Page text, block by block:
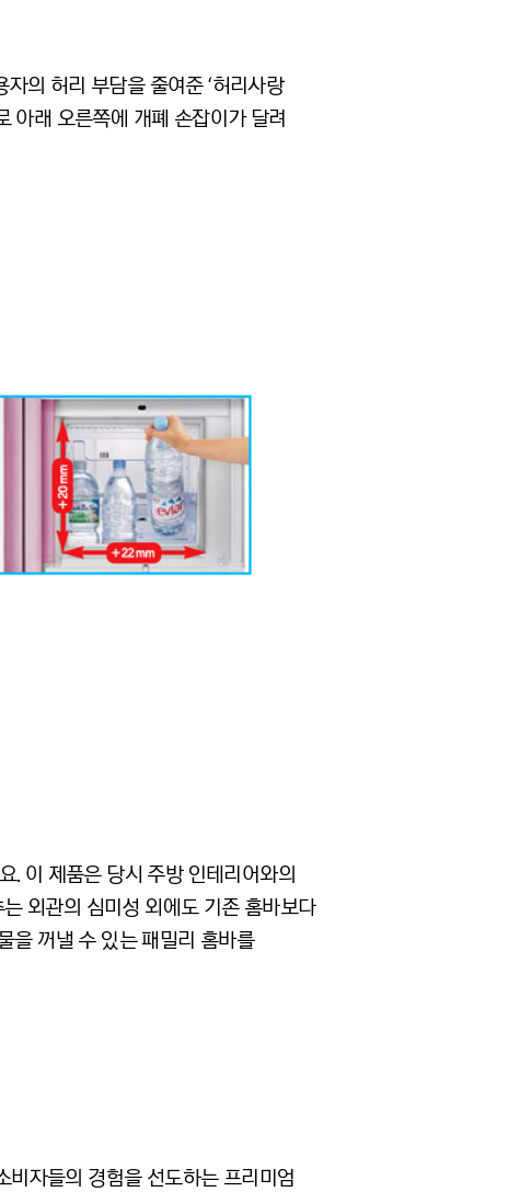
의 허리 부담을 줄여준 ‘허리사랑
아래 오른쪽에 개폐 손잡이가 달려
. 이 제품은 당시 주방 인테리어와의
외관의 심미성 외에도 기존 홈바보다
을 꺼낼 수 있는 패밀리 홈바를
자들의 경험을 선도하는 프리미엄